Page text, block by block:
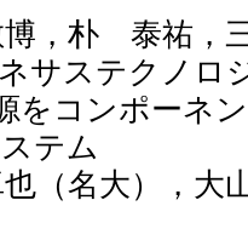
泰祐，三浦
サステクノロ
をコンポーネ
テム
名大），大山